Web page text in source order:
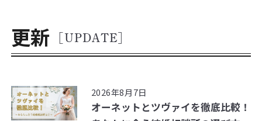
更新 [UPDATE]
2026年8月7日
オーネットとツヴァイを徹底比較！